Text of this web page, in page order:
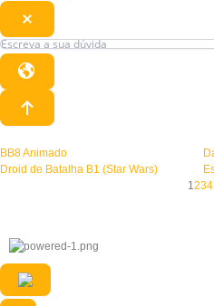
BB8 Animado
Droid de Batalha B1 (Star Wars)
1 234